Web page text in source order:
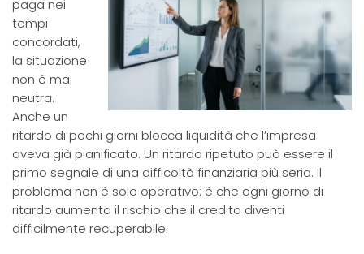
paga nei
tempi
concordati,
la situazione
non è mai
neutra.
Anche un
ritardo di pochi giorni blocca liquidità che l’impresa
aveva già pianificato. Un ritardo ripetuto può essere il
primo segnale di una difficoltà finanziaria più seria. Il
problema non è solo operativo: è che ogni giorno di
ritardo aumenta il rischio che il credito diventi
difficilmente recuperabile.